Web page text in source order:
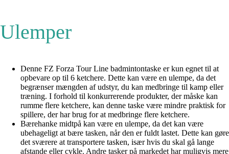
Ulemper
Denne FZ Forza Tour Line badmintontaske er kun egnet til at
opbevare op til 6 ketchere. Dette kan være en ulempe, da det
begrænser mængden af udstyr, du kan medbringe til kamp eller
træning. I forhold til konkurrerende produkter, der måske kan
rumme flere ketchere, kan denne taske være mindre praktisk for
spillere, der har brug for at medbringe flere ketchere.
Bærehanke midtpå kan være en ulempe, da det kan være
ubehageligt at bære tasken, når den er fuldt lastet. Dette kan gøre
det sværere at transportere tasken, især hvis du skal gå lange
afstande eller cykle. Andre tasker på markedet har muligvis mere